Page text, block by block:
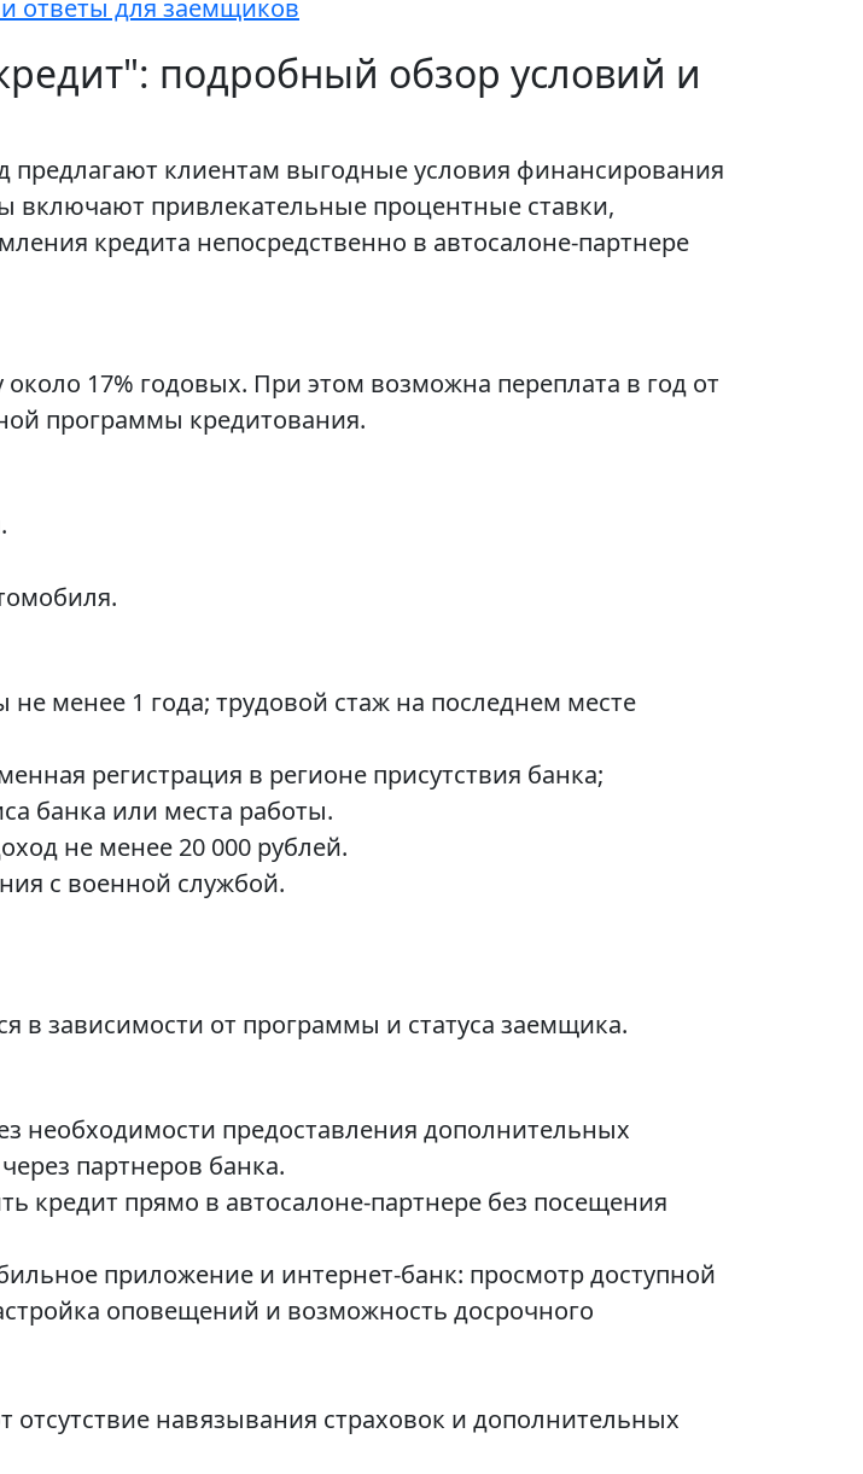
ответы для заемщиков
подробный обзор условий и
предлагают клиентам выгодные условия финансирования
включают привлекательные процентные ставки,
кредита непосредственно в автосалоне-партнере
17% годовых. При этом возможна переплата в год от
программы кредитования.
менее 1 года; трудовой стаж на последнем месте
регистрация в регионе присутствия банка;
банка или места работы.
не менее 20 000 рублей.
с военной службой.
в зависимости от программы и статуса заемщика.
необходимости предоставления дополнительных
партнеров банка.
кредит прямо в автосалоне-партнере без посещения
приложение и интернет-банк: просмотр доступной
оповещений и возможность досрочного
навязывания страховок и дополнительных